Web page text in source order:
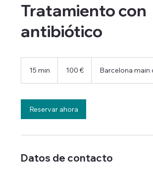
Tratamiento con
antibiótico
15 min
m
i
n
100 € Barcelona main
Reservar ahora
Datos de contacto